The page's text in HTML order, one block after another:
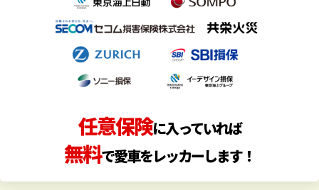
任意保険に入っていれば
無料で愛車をレッカーします！